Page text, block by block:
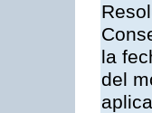
la
del